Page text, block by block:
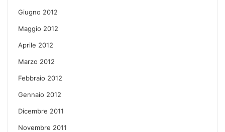
Giugno 2012
Maggio 2012
Aprile 2012
Marzo 2012
Febbraio 2012
Gennaio 2012
Dicembre 2011
Novembre 2011